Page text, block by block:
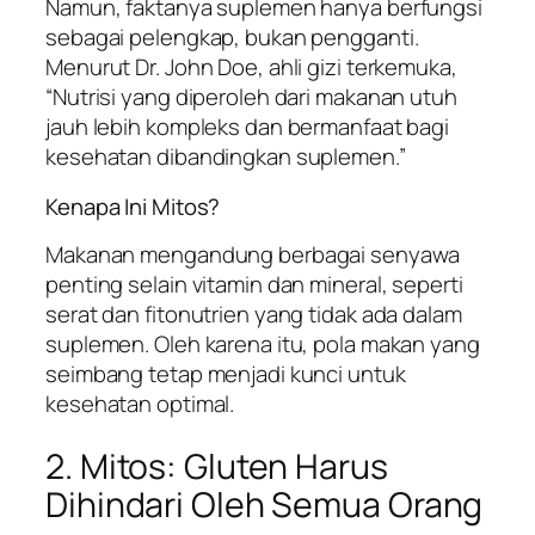
Namun, faktanya suplemen hanya berfungsi
sebagai pelengkap, bukan pengganti.
Menurut Dr. John Doe, ahli gizi terkemuka,
“Nutrisi yang diperoleh dari makanan utuh
jauh lebih kompleks dan bermanfaat bagi
kesehatan dibandingkan suplemen.”
Kenapa Ini Mitos?
Makanan mengandung berbagai senyawa
penting selain vitamin dan mineral, seperti
serat dan fitonutrien yang tidak ada dalam
suplemen. Oleh karena itu, pola makan yang
seimbang tetap menjadi kunci untuk
kesehatan optimal.
2. Mitos: Gluten Harus
Dihindari Oleh Semua Orang